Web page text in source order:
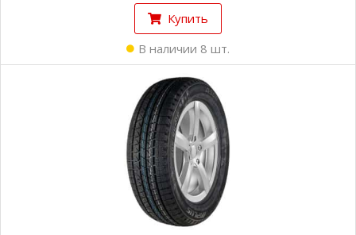
Купить
В наличии 8 шт.